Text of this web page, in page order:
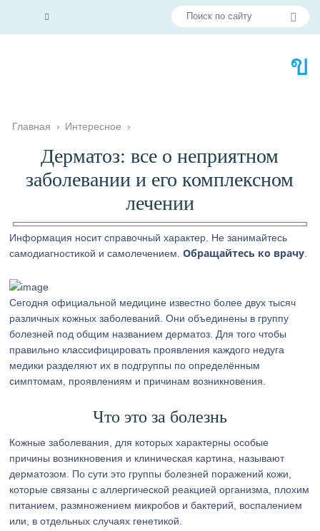
Главная › Интересное ›
Дерматоз: все о неприятном
заболевании и его комплексном
лечении
Информация носит справочный характер. Не занимайтесь
самодиагностикой и самолечением.Обращайтесь ко врачу
Сегодня официальной медицине известно более двух тысяч
различных кожных заболеваний. Они объединены в группу
болезней под общим названием дерматоз. Для того чтобы
правильно классифицировать проявления каждого недуга
медики разделяют их в подгруппы по определённым
симптомам, проявлениям и причинам возникновения.
Что это за болезнь
Кожные заболевания, для которых характерны особые
причины возникновения и клиническая картина, называют
дерматозом. По сути это группы болезней поражений кожи,
которые связаны с аллергической реакцией организма, плохим
питанием, размножением микробов и бактерий, воспалением
или, в отдельных случаях генетикой.